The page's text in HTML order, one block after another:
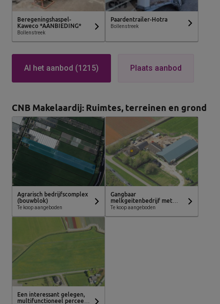
Beregeningshaspel-
Kaweco *AANBIEDING*
Bollenstreek
Paardentrailer-Hotra
Bollenstreek
Al het aanbod (1215) Plaats aanbod
CNB Makelaardij: Ruimtes, terreinen en grond
Agrarisch bedrijfscomplex
(bouwblok)
Te koop aangeboden
Gangbaar
melkgeitenbedrijf met
stolpboerderij
Te koop aangeboden
Een interessant gelegen,
multifunctioneel perceel